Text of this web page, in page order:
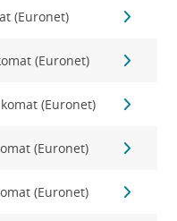
(Euronet)
(Euronet)
(Euronet)
(Euronet)
(Euronet)